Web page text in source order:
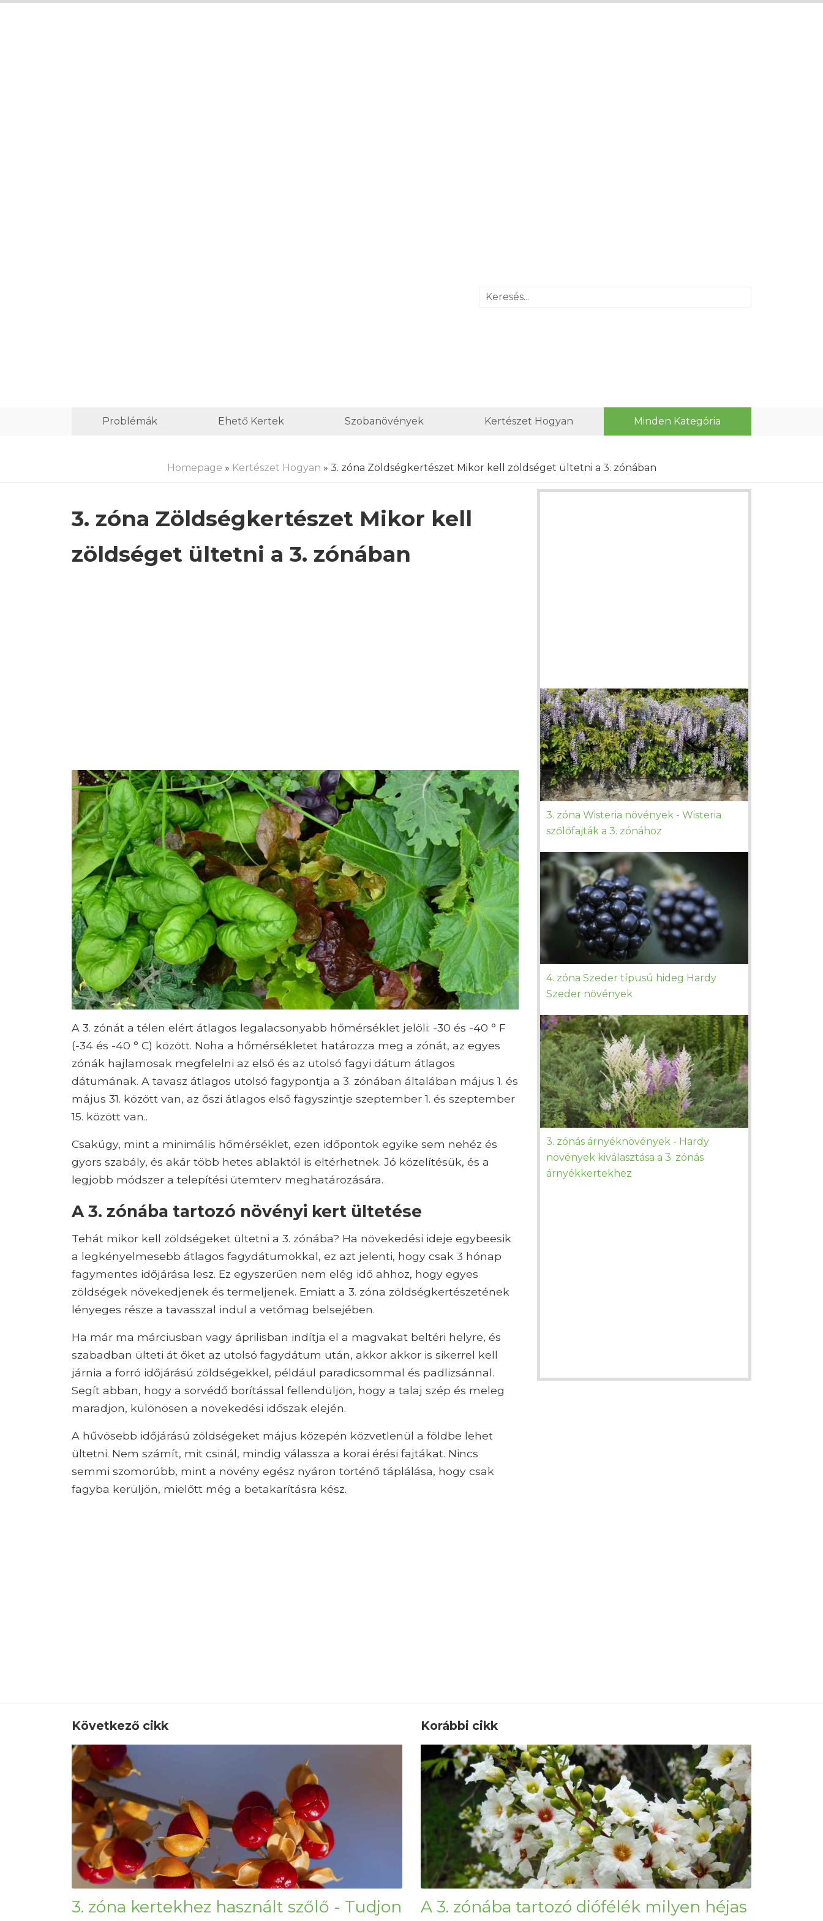
Problémák Ehető Kertek Szobanövények Kertészet Hogyan Minden Kategória
Homepage » Kertészet Hogyan » 3. zóna Zöldségkertészet Mikor kell zöldséget ültetni a 3. zónában
3. zóna Zöldségkertészet Mikor kell
zöldséget ültetni a 3. zónában
A 3. zónát a télen elért átlagos legalacsonyabb hőmérséklet jelöli: -30 és -40 ° F
(-34 és -40 ° C) között. Noha a hőmérsékletet határozza meg a zónát, az egyes
zónák hajlamosak megfelelni az első és az utolsó fagyi dátum átlagos
dátumának. A tavasz átlagos utolsó fagypontja a 3. zónában általában május 1. és
május 31. között van, az őszi átlagos első fagyszintje szeptember 1. és szeptember
15. között van..
Csakúgy, mint a minimális hőmérséklet, ezen időpontok egyike sem nehéz és
gyors szabály, és akár több hetes ablaktól is eltérhetnek. Jó közelítésük, és a
legjobb módszer a telepítési ütemterv meghatározására.
A 3. zónába tartozó növényi kert ültetése
Tehát mikor kell zöldségeket ültetni a 3. zónába? Ha növekedési ideje egybeesik
a legkényelmesebb átlagos fagydátumokkal, ez azt jelenti, hogy csak 3 hónap
fagymentes időjárása lesz. Ez egyszerűen nem elég idő ahhoz, hogy egyes
zöldségek növekedjenek és termeljenek. Emiatt a 3. zóna zöldségkertészetének
lényeges része a tavasszal indul a vetőmag belsejében.
Ha már ma márciusban vagy áprilisban indítja el a magvakat beltéri helyre, és
szabadban ülteti át őket az utolsó fagydátum után, akkor akkor is sikerrel kell
járnia a forró időjárású zöldségekkel, például paradicsommal és padlizsánnal.
Segít abban, hogy a sorvédő borítással fellendüljön, hogy a talaj szép és meleg
maradjon, különösen a növekedési időszak elején.
A hűvösebb időjárású zöldségeket május közepén közvetlenül a földbe lehet
ültetni. Nem számít, mit csinál, mindig válassza a korai érési fajtákat. Nincs
semmi szomorúbb, mint a növény egész nyáron történő táplálása, hogy csak
fagyba kerüljön, mielőtt még a betakarításra kész.
3. zóna Wisteria növények - Wisteria
szőlőfajták a 3. zónához
4. zóna Szeder típusú hideg Hardy
Szeder növények
3. zónás árnyéknövények - Hardy
növények kiválasztása a 3. zónás
árnyékkertekhez
Következő cikk
3. zóna kertekhez használt szőlő - Tudjon
Korábbi cikk
A 3. zónába tartozó diófélék milyen héjas